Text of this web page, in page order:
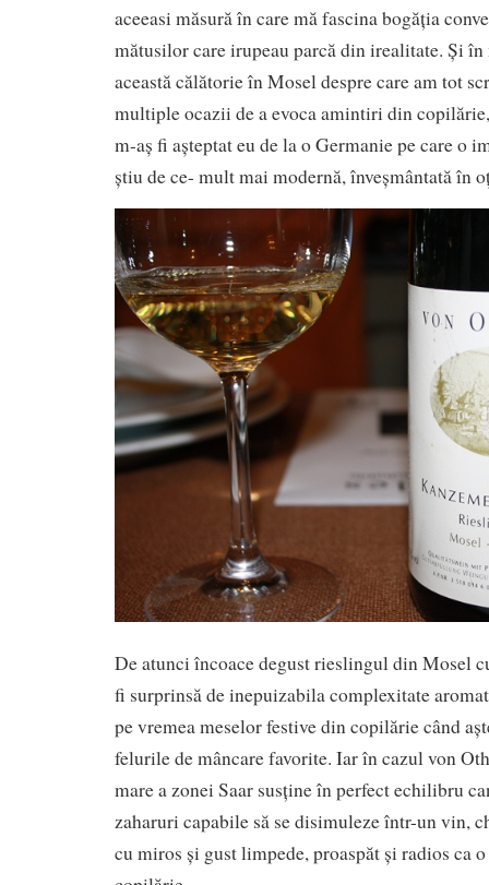
aceeasi măsură în care mă fascina bogăția
mătusilor care irupeau parcă din irealitate. Și
această călătorie în Mosel despre care am tot
multiple ocazii de a evoca amintiri din
m-aș fi așteptat eu de la o Germanie pe care o
știu de ce- mult mai modernă, înveșmântată în
De atunci încoace degust rieslingul din Mosel
fi surprinsă de inepuizabila complexitate
pe vremea meselor festive din copilărie când
felurile de mâncare favorite. Iar în cazul von
mare a zonei Saar susține în perfect echilibru
zaharuri capabile să se disimuleze într-un vin,
cu miros și gust limpede, proaspăt și radios ca